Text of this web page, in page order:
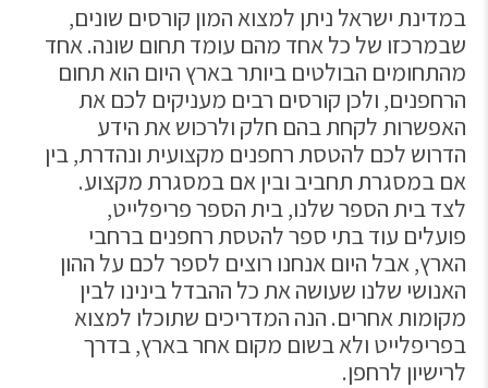
במדינת ישראל ניתן למצוא המון קורסים שונים,
שבמרכזו של כל אחד מהם עומד תחום שונה. אחד
מהתחומים הבולטים ביותר בארץ היום הוא תחום
הרחפנים, ולכן קורסים רבים מעניקים לכם את
האפשרות לקחת בהם חלק ולרכוש את הידע
הדרוש לכם להטסת רחפנים מקצועית ונהדרת, בין
אם במסגרת תחביב ובין אם במסגרת מקצוע.
לצד בית הספר שלנו, בית הספר פריפלייט,
פועלים עוד בתי ספר להטסת רחפנים ברחבי
הארץ, אבל היום אנחנו רוצים לספר לכם על ההון
האנושי שלנו שעושה את כל ההבדל בינינו לבין
מקומות אחרים. הנה המדריכים שתוכלו למצוא
בפריפלייט ולא בשום מקום אחר בארץ, בדרך
לרישיון לרחפן.